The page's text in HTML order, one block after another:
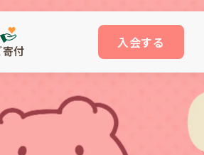
寄付 入会する